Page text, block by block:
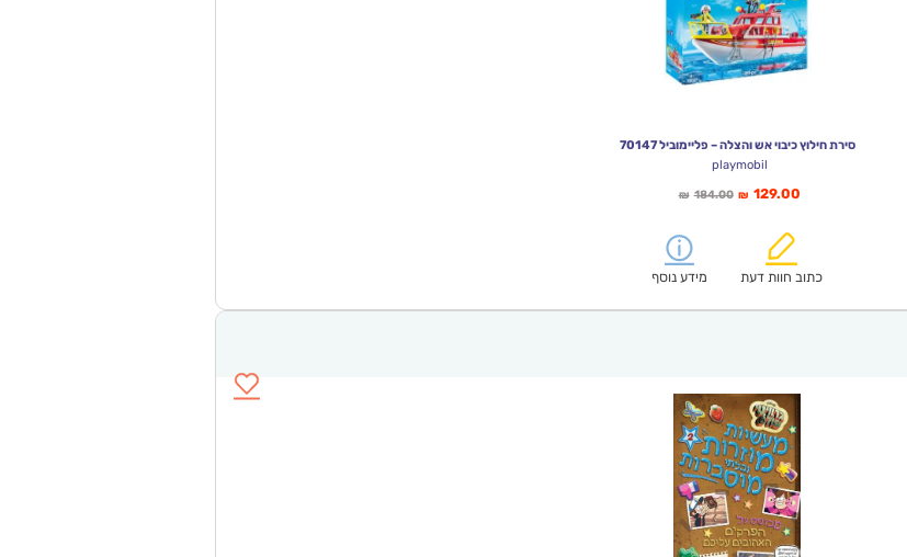
סירת חילוץ כיבוי אש והצלה – פליימוביל 70147
playmobil
₪ 184.00המחיר
₪ 129.00המחיר
כתוב חוות דעת
מידע נוסף